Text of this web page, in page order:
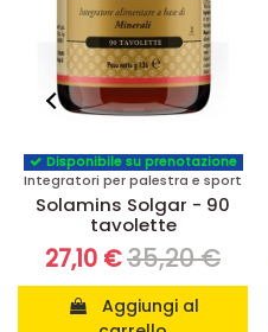
Integratori per palestra e sport
Tonalin Oil Solgar - 60
perle
57,42 €63,80 €
carrello